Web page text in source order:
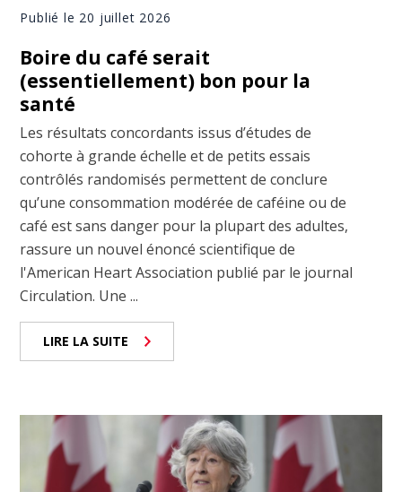
Publié le 20 juillet 2026
Boire du café serait
(essentiellement) bon pour la
santé
Les résultats concordants issus d’études de
cohorte à grande échelle et de petits essais
contrôlés randomisés permettent de conclure
qu’une consommation modérée de caféine ou de
café est sans danger pour la plupart des adultes,
rassure un nouvel énoncé scientifique de
l'American Heart Association publié par le journal
Circulation. Une ...
LIRE LA SUITE